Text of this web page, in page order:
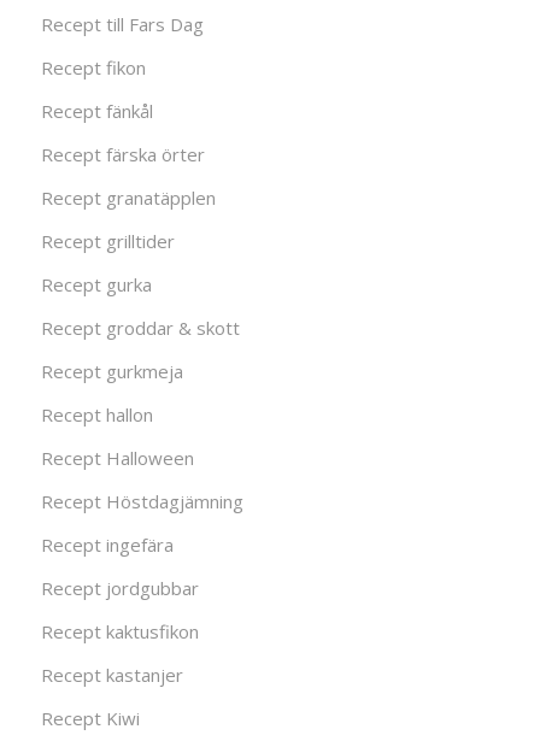
Recept till Fars Dag
Recept fikon
Recept fänkål
Recept färska örter
Recept granatäpplen
Recept grilltider
Recept gurka
Recept groddar & skott
Recept gurkmeja
Recept hallon
Recept Halloween
Recept Höstdagjämning
Recept ingefära
Recept jordgubbar
Recept kaktusfikon
Recept kastanjer
Recept Kiwi